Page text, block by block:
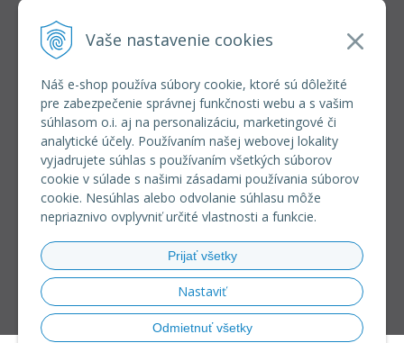
Vaše nastavenie cookies
Náš e-shop používa súbory cookie, ktoré sú dôležité
pre zabezpečenie správnej funkčnosti webu a s vašim
súhlasom o.i. aj na personalizáciu, marketingové či
analytické účely. Používaním našej webovej lokality
vyjadrujete súhlas s používaním všetkých súborov
cookie v súlade s našimi zásadami používania súborov
cookie. Nesúhlas alebo odvolanie súhlasu môže
nepriaznivo ovplyvniť určité vlastnosti a funkcie.
Prijať všetky
Nastaviť
Odmietnuť všetky
+421 37 6586 731
VŠETKO O NÁKUPE
REGISTRÁCIA VEĽKOOBCHOD
Formulár na odsúpenie od zmluvy
Doprava a platba
Všeobecné obchodné podmienky
Reklamačný poriadok
Používanie súborov cookies
Riešenie sporov online (RSO)